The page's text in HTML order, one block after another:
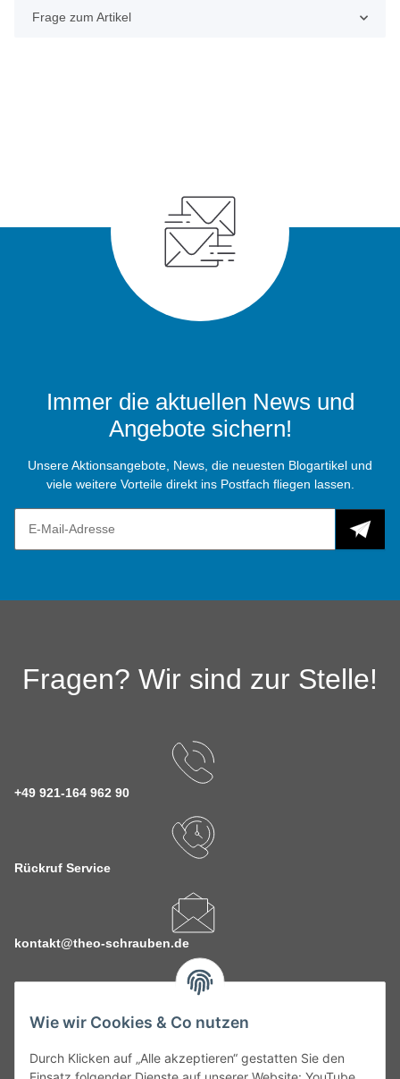
Wie wir Cookies & Co nutzen
Durch Klicken auf „Alle akzeptieren“ gestatten Sie den
Frage zum Artikel
Immer die aktuellen News und
Angebote sichern!
Unsere Aktionsangebote, News, die neuesten Blogartikel und
viele weitere Vorteile direkt ins Postfach fliegen lassen.
Fragen? Wir sind zur Stelle!
+49 921-164 962 90
Rückruf Service
kontakt@theo-schrauben.de
Service